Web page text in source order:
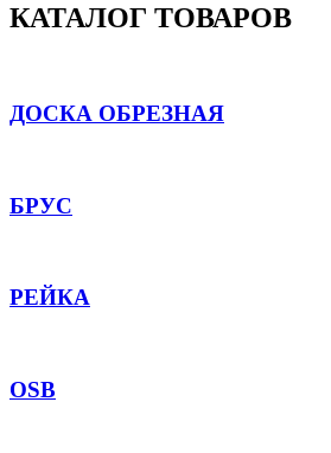
КАТАЛОГ ТОВАРОВ
ДОСКА ОБРЕЗНАЯ
БРУС
РЕЙКА
OSB